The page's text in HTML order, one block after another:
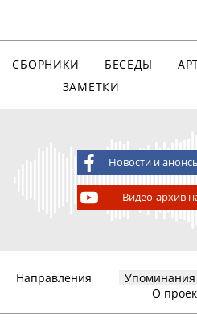
СБОРНИКИ БЕСЕДЫ
ЗАМЕТКИ
Новости и
Видео-архив
Направления Упоминания
О